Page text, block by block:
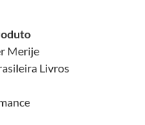
Merije
Livros